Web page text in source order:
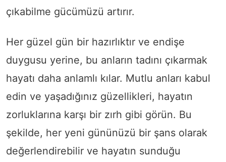
çıkabilme gücümüzü artırır.
Her güzel gün bir hazırlıktır ve endişe
duygusu yerine, bu anların tadını çıkarmak
hayatı daha anlamlı kılar. Mutlu anları kabul
edin ve yaşadığınız güzellikleri, hayatın
zorluklarına karşı bir zırh gibi görün. Bu
şekilde, her yeni gününüzü bir şans olarak
değerlendirebilir ve hayatın sunduğu